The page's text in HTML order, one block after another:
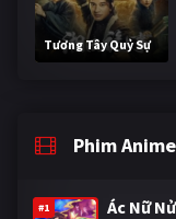
Tương Tây Quỷ Sự
Phim Anime
#1 Ác Nữ